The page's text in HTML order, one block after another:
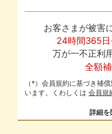
お客さまが被害
24時間365
万が一不正利
全額
（*）会員規約に基づき補
います。くわしくは 会員規
詳細を